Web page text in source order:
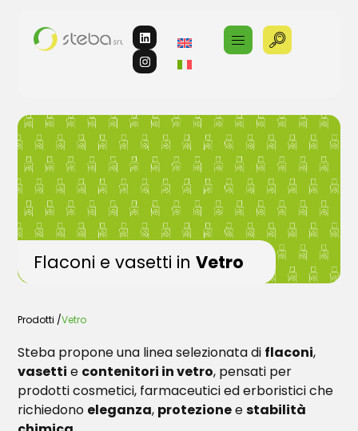
Flaconi e vasetti inVetro
Prodotti /Vetro
Steba propone una linea selezionata di flaconi,
vasetti e contenitori in vetro, pensati per
prodotti cosmetici, farmaceutici ed erboristici che
richiedono eleganza, protezioneestabilità